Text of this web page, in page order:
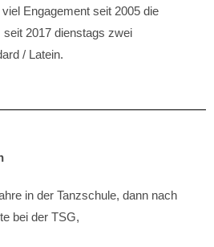
Engagement seit 2005 die
2017 dienstags zwei
/ Latein.
in der Tanzschule, dann nach
bei der TSG,